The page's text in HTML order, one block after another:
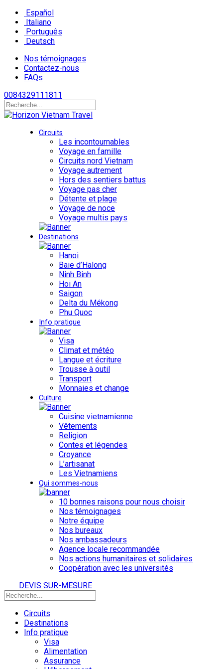
Español
Italiano
Português
Deutsch
Nos témoignages
Contactez-nous
FAQs
0084329111811
Circuits
Les incontournables
Voyage en famille
Circuits nord Vietnam
Voyage autrement
Hors des sentiers battus
Voyage pas cher
Détente et plage
Voyage de noce
Voyage multis pays
Destinations
Hanoi
Baie d’Halong
Ninh Binh
Hoi An
Saigon
Delta du Mékong
Phu Quoc
Info pratique
Visa
Climat et météo
Langue et écriture
Trousse à outil
Transport
Monnaies et change
Culture
Cuisine vietnamienne
Vêtements
Religion
Contes et légendes
Croyance
L’artisanat
Les Vietnamiens
Qui sommes-nous
10 bonnes raisons pour nous choisir
Nos témoignages
Notre équipe
Nos bureaux
Nos ambassadeurs
Agence locale recommandée
Nos actions humanitaires et solidaires
Coopération avec les universités
DEVIS SUR-MESURE
Circuits
Destinations
Info pratique
Visa
Alimentation
Assurance